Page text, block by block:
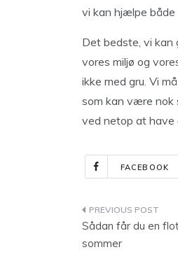
vi kan hjælpe både
Det bedste, vi kan
vores miljø og
ikke med gru. Vi
som kan være nok
ved netop at have
FACEBOOK
Sådan får du en
sommer